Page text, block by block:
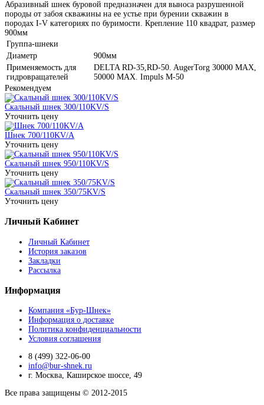
Абразивный шнек буровой предназначен для выноса разрушенной
породы от забоя скважины на ее устье при бурении скважин в
породах I-V категориях по буримости. Крепление 110 квадрат, размер
900мм
Группа-шнеки
Диаметр
900мм
Применяемость для
гидровращателей
DELTA RD-35,RD-50. AugerTorg 30000 MAX,
50000 MAX. Impuls M-50
Рекомендуем
Скальный шнек 300/110KV/S
Уточнить цену
Шнек 700/110KV/A
Уточнить цену
Скальный шнек 950/110KV/S
Уточнить цену
Скальный шнек 350/75KV/S
Уточнить цену
Личный Кабинет
Личный Кабинет
История заказов
Закладки
Рассылка
Информация
Компания «Бур-Шнек»
Информация о доставке
Политика конфиденциальности
Условия соглашения
8 (499) 322-06-00
info@bur-shnek.ru
г. Москва, Каширское шоссе, 49
Все права защищены © 2012-2015